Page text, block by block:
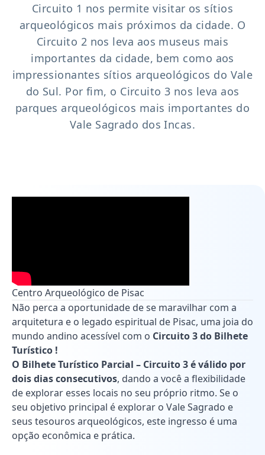
Circuito 1 nos permite visitar os sítios
arqueológicos mais próximos da cidade. O
Circuito 2 nos leva aos museus mais
importantes da cidade, bem como aos
impressionantes sítios arqueológicos do Vale
do Sul. Por fim, o Circuito 3 nos leva aos
parques arqueológicos mais importantes do
Vale Sagrado dos Incas.
Centro Arqueológico de Pisac
Não perca a oportunidade de se maravilhar com a
arquitetura e o legado espiritual de Pisac, uma joia do
mundo andino acessível com o Circuito 3 do Bilhete
Turístico !
O Bilhete Turístico Parcial – Circuito 3 é válido por
dois dias consecutivos, dando a você a flexibilidade
de explorar esses locais no seu próprio ritmo. Se o
seu objetivo principal é explorar o Vale Sagrado e
seus tesouros arqueológicos, este ingresso é uma
opção econômica e prática.